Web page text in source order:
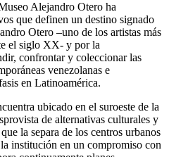
Alejandro Otero ha
que definen un destino signado
Otero –uno de los artistas más
el siglo XX- y por la
confrontar y coleccionar las
venezolanas e
en Latinoamérica.
ubicado en el suroeste de la
de alternativas culturales y
la separa de los centros urbanos
institución en un compromiso con